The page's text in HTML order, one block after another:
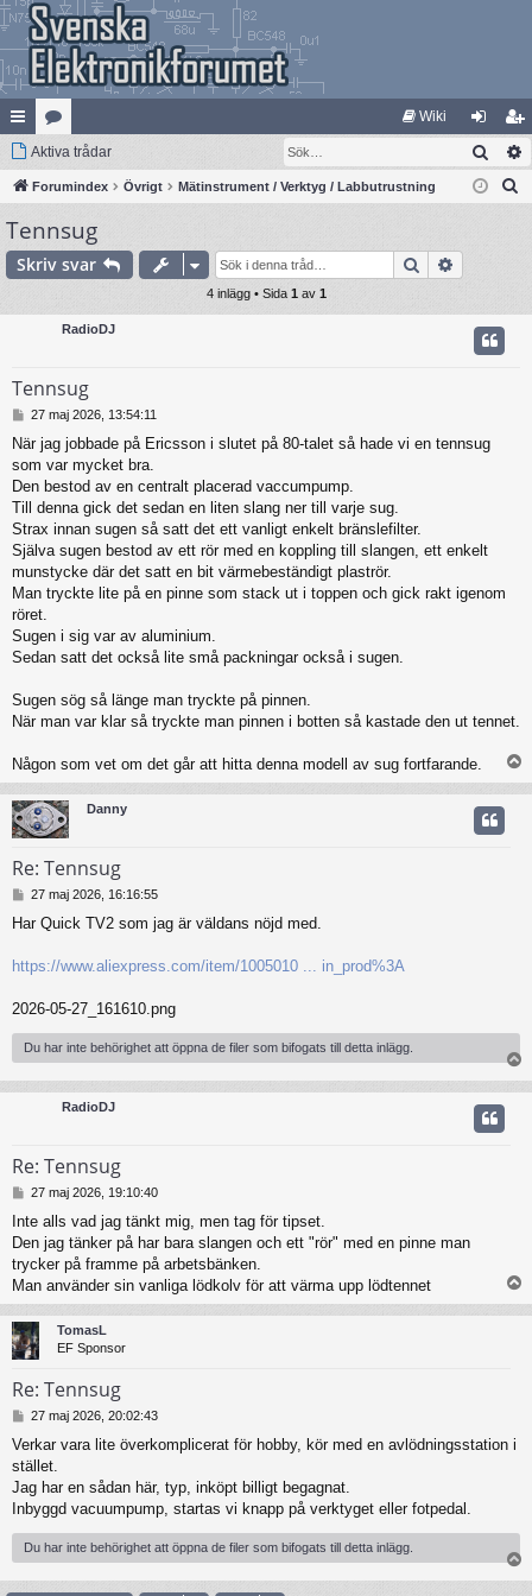
na
bb
lä
nk
at
eg
ori
er
Wiki
og
ga
li
m
Aktiva trådar Sök
Forumindex Övrigt Mätinstrument / Verktyg / Labbutrustning
Tennsug
Skriv svar Sök
4 inlägg • Sida 1av 1
RadioDJ
Tennsug
l
ä
g
g
27 maj 2026, 13:54:11
När jag jobbade på Ericsson i slutet på 80-talet så hade vi en tennsug
som var mycket bra.
Den bestod av en centralt placerad vaccumpump.
Till denna gick det sedan en liten slang ner till varje sug.
Strax innan sugen så satt det ett vanligt enkelt bränslefilter.
Själva sugen bestod av ett rör med en koppling till slangen, ett enkelt
munstycke där det satt en bit värmebeständigt plaströr.
Man tryckte lite på en pinne som stack ut i toppen och gick rakt igenom
röret.
Sugen i sig var av aluminium.
Sedan satt det också lite små packningar också i sugen.
Sugen sög så länge man tryckte på pinnen.
När man var klar så tryckte man pinnen i botten så kastade den ut tennet.
Någon som vet om det går att hitta denna modell av sug fortfarande.
p
p
Danny
Re: Tennsug
l
g
27 maj 2026, 16:16:55
Har Quick TV2 som jag är väldans nöjd med.
https://www.aliexpress.com/item/1005010 ... in_prod%3A
2026-05-27_161610.png
Du har inte behörighet att öppna de filer som bifogats till detta inlägg.
p
p
RadioDJ
Re: Tennsug
l
ä
g
g
27 maj 2026, 19:10:40
Inte alls vad jag tänkt mig, men tag för tipset.
Den jag tänker på har bara slangen och ett "rör" med en pinne man
trycker på framme på arbetsbänken.
Man använder sin vanliga lödkolv för att värma upp lödtennet
p
p
TomasL
EF Sponsor
Re: Tennsug
l
ä
g
g
27 maj 2026, 20:02:43
Verkar vara lite överkomplicerat för hobby, kör med en avlödningsstation i
stället.
Jag har en sådan här, typ, inköpt billigt begagnat.
Inbyggd vacuumpump, startas vi knapp på verktyget eller fotpedal.
Du har inte behörighet att öppna de filer som bifogats till detta inlägg.
p